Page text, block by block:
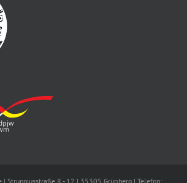
Struppiusstraße 8 - 12 | 35305 Grünberg | Telefon: